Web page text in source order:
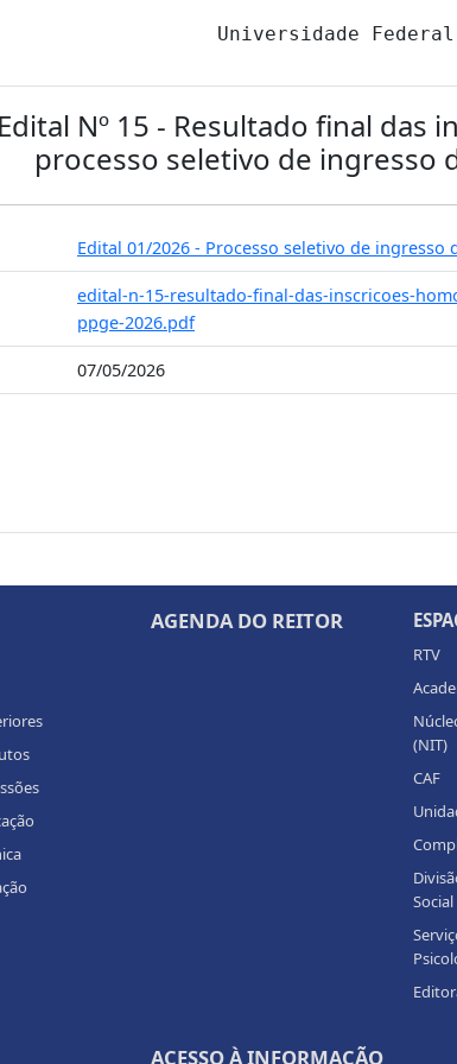
Universidade
Edital Nº 15 - Resultado final das
processo seletivo de ingresso
Edital 01/2026 - Processo seletivo de ingresso
edital-n-15-resultado-final-das-inscricoes-
ppge-2026.pdf
07/05/2026
AGENDA DO REITOR
RTV
(NIT)
CAF
ACESSO À INFORMAÇÃO